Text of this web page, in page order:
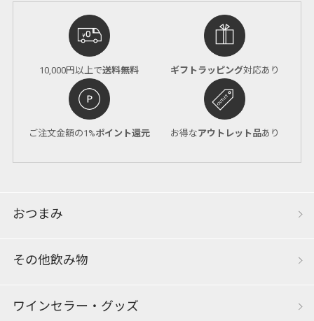
10,000円以上で送料無料 ギフトラッピング対応あり
ご注文金額の1%ポイント還元 お得なアウトレット品あり
おつまみ
その他飲み物
ワインセラー・グッズ